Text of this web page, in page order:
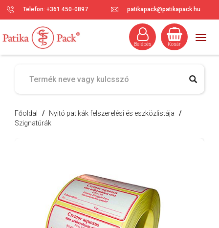
Telefon: +361 450-0897 patikapack@patikapack.hu
Kosár
Belépés
Főoldal / Nyitó patikák felszerelési és eszközlistája /
Szignatúrák